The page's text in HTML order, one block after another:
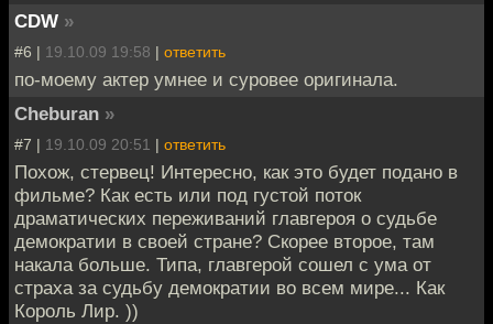
CDW »
#6 | 19.10.09 19:58 | ответить
по-моему актер умнее и суровее оригинала.
Cheburan »
#7 | 19.10.09 20:51 | ответить
Похож, стервец! Интересно, как это будет подано в
фильме? Как есть или под густой поток
драматических переживаний главгероя о судьбе
демократии в своей стране? Скорее второе, там
накала больше. Типа, главгерой сошел с ума от
страха за судьбу демократии во всем мире... Как
Король Лир. ))